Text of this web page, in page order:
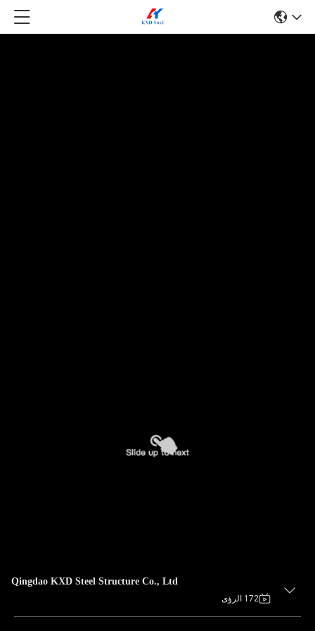
Qingdao KXD Steel Structure Co., Ltd
172 الرؤى